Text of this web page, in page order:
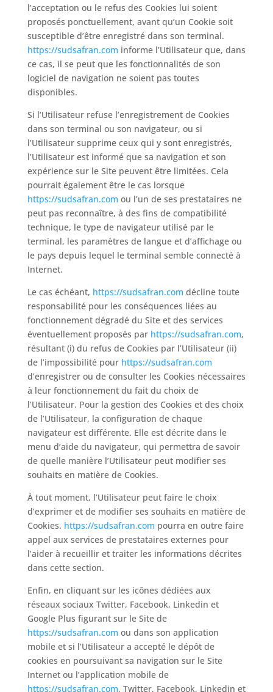
l’acceptation ou le refus des Cookies lui soient
proposés ponctuellement, avant qu’un Cookie soit
susceptible d’être enregistré dans son terminal.
https://sudsafran.com informe l’Utilisateur que, dans
ce cas, il se peut que les fonctionnalités de son
logiciel de navigation ne soient pas toutes
disponibles.
Si l’Utilisateur refuse l’enregistrement de Cookies
dans son terminal ou son navigateur, ou si
l’Utilisateur supprime ceux qui y sont enregistrés,
l’Utilisateur est informé que sa navigation et son
expérience sur le Site peuvent être limitées. Cela
pourrait également être le cas lorsque
https://sudsafran.com ou l’un de ses prestataires ne
peut pas reconnaître, à des fins de compatibilité
technique, le type de navigateur utilisé par le
terminal, les paramètres de langue et d’affichage ou
le pays depuis lequel le terminal semble connecté à
Internet.
Le cas échéant, https://sudsafran.com décline toute
responsabilité pour les conséquences liées au
fonctionnement dégradé du Site et des services
éventuellement proposés par https://sudsafran.com,
résultant (i) du refus de Cookies par l’Utilisateur (ii)
de l’impossibilité pour https://sudsafran.com
d’enregistrer ou de consulter les Cookies nécessaires
à leur fonctionnement du fait du choix de
l’Utilisateur. Pour la gestion des Cookies et des choix
de l’Utilisateur, la configuration de chaque
navigateur est différente. Elle est décrite dans le
menu d’aide du navigateur, qui permettra de savoir
de quelle manière l’Utilisateur peut modifier ses
souhaits en matière de Cookies.
À tout moment, l’Utilisateur peut faire le choix
d’exprimer et de modifier ses souhaits en matière de
Cookies. https://sudsafran.com pourra en outre faire
appel aux services de prestataires externes pour
l’aider à recueillir et traiter les informations décrites
dans cette section.
Enfin, en cliquant sur les icônes dédiées aux
réseaux sociaux Twitter, Facebook, Linkedin et
Google Plus figurant sur le Site de
https://sudsafran.com ou dans son application
mobile et si l’Utilisateur a accepté le dépôt de
cookies en poursuivant sa navigation sur le Site
Internet ou l’application mobile de
https://sudsafran.com, Twitter, Facebook, Linkedin et